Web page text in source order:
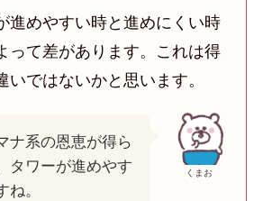
進めやすい時と進めにくい時
って差があります。これは得
いではないかと思います。
くまお
ナ系の恩恵が得ら
タワーが進めやす
ね。